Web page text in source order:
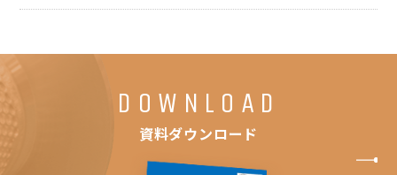
DOWNLOAD
資料ダウンロード